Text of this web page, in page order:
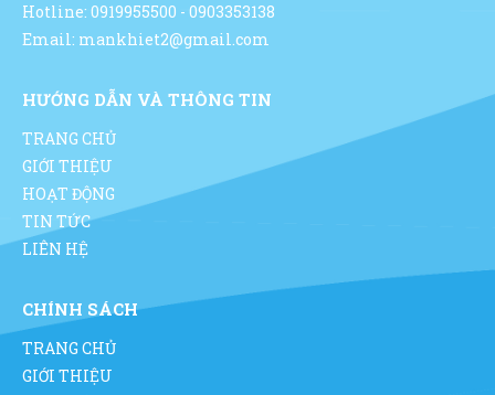
Hotline: 0919955500 - 0903353138
Email: mankhiet2@gmail.com
HƯỚNG DẪN VÀ THÔNG TIN
TRANG CHỦ
GIỚI THIỆU
HOẠT ĐỘNG
TIN TỨC
LIÊN HỆ
CHÍNH SÁCH
TRANG CHỦ
GIỚI THIỆU